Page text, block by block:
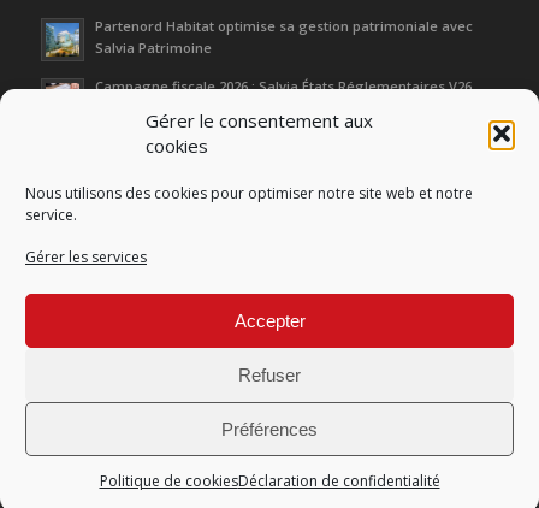
Gérer le consentement aux
cookies
Nous utilisons des cookies pour optimiser notre site web et notre
service.
Gérer les services
Accepter
Refuser
Préférences
Politique de cookiesDéclaration de confidentialité
Partenord Habitat optimise sa gestion patrimoniale avec
Salvia Patrimoine
Campagne fiscale 2026 : Salvia États Réglementaires V26
Journées d‘Étude de l’Immobilier 2026
Salon SIMI 2025 : entre héritage et renaissance
Séminaire Actualités Réglementaires et Fiscales 2025
© Copyright Salvia Développement |Conditions générales de produits
et de services|Mentions légales|Données personnelles